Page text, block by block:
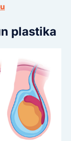
plastika